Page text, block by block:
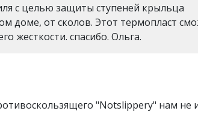
с целью защиты ступеней крыльца
доме, от сколов. Этот термопласт
жесткости. спасибо. Ольга.
"Notslippery" нам не